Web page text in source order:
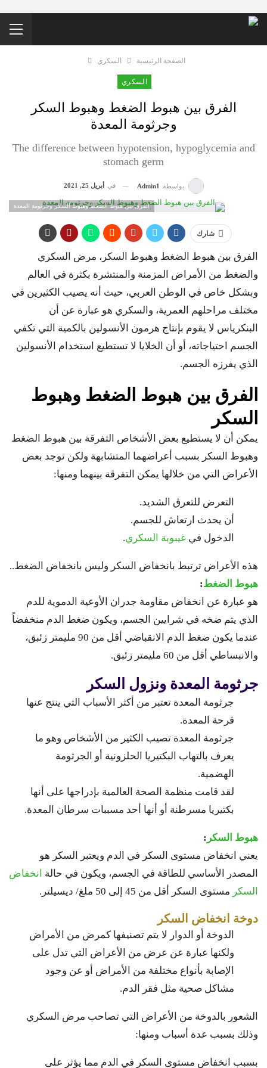
الصفحة الرئيسية السكري
السكري
الفرق بين هبوط الضغط وهبوط السكر
وجرثومة المعدة
The difference between hypotension, hypoglycemia and
stomach germ
بواسطة Admin1 في أبريل 25, 2021
الفرق بين هبوط الضغط وهبوط السكر وجرثومة المعدة
شارك
الفرق بين هبوط الضغط وهبوط السكر، مرض السكري
والضغط من الأمراض المزمنة والمنتشرة بكثرة في العالم
وبشكل خاص في الوطن العربي، حيث أنه يصيب الكثيرين في
مختلف مراحلهم العمرية، والسكري هو عبارة عن أن
البنكرياس لا يقوم بإنتاج هرمون الأنسولين بالكمية التي تكفي
الجسم احتياجاته، أو أن الخلايا لا تستطيع استخدام الأنسولين
الذي يفرزه الجسم.
الفرق بين هبوط الضغط وهبوط
السكر
يمكن أن لا يستطيع بعض الأشخاص التفرقة بين هبوط الضغط
وهبوط السكر بسبب أعراضهما المتشابهة ولكن توجد بعض
الأعراض التي من خلالها يمكن التفرقة بينهما ومنها:
التعرض للتعرق الشديد.
أن يحدث ارتعاش للجسم.
الدخول في غيبوبة السكري.
هذه الأعراض ترتبط بانخفاض السكر وليس بانخفاض الضغط..
هبوط الضغط:
هو عبارة عن انخفاض مقاومة جدران الأوعية الدموية للدم
الذي يتم ضخه في شرايين الجسم، ويكون ضغط الدم منخفضاً
عندما يكون ضغط الدم الانقباضي أقل من 90 مليمتر زئبق،
والانبساطي أقل من 60 مليمتر زئبق.
جرثومة المعدة ونزول السكر
جرثومة المعدة تعتبر من أكثر الأسباب التي ينتج عنها
قرحة المعدة.
جرثومة المعدة تصيب الكثير من الأشخاص وهو ما
يعرف بالتهاب البكتيريا الحلزونية أو الجرثومة
الهضمية.
لقد قامت منظمة الصحة العالمية بإدراجها على أنها
بكتيريا مسرطنة أو أنها أحد مسببات سرطان المعدة.
هبوط السكر :
يعني انخفاض مستوى السكر في الدم ويعتبر السكر هو
المصدر الأساسي للطاقة في الجسم، ويكون في حالة انخفاض
السكر مستوى السكر أقل من 45 إلى 50 ملغ/ ديسيلتر.
دوخة انخفاض السكر
الدوخة أو الدوار لا يتم تصنيفها كمرض من الأمراض
ولكنها عبارة عن عرض من الأعراض التي تدل على
الإصابة بأنواع مختلفة من الأمراض أو عن وجود
مشاكل صحية مثل فقر الدم.
الشعور بالدوخة من الأعراض التي تصاحب مرض السكري
وذلك بسبب عدة أسباب ومنها:
بسبب انخفاض مستوى السكر في الدم مما يؤثر على